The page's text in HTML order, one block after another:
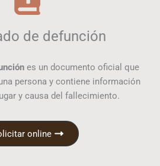
de defunción
es un documento oficial que
persona y contiene información
y causa del fallecimiento.
online